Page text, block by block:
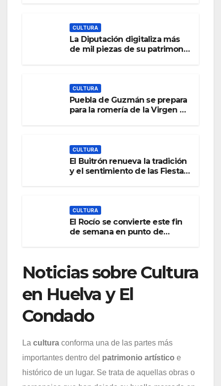
CULTURA
La Diputación digitaliza más
de mil piezas de su patrimonio
CULTURA
Puebla de Guzmán se prepara
para la romería de la Virgen de
CULTURA
El Buitrón renueva la tradición
y el sentimiento de las Fiestas
CULTURA
El Rocío se convierte este fin
de semana en punto de
Noticias sobre Cultura
en Huelva y El
Condado
La cultura conforma una de las partes más
importantes dentro del patrimonio artístico e
histórico de un lugar. Se trata de aquellas obras o